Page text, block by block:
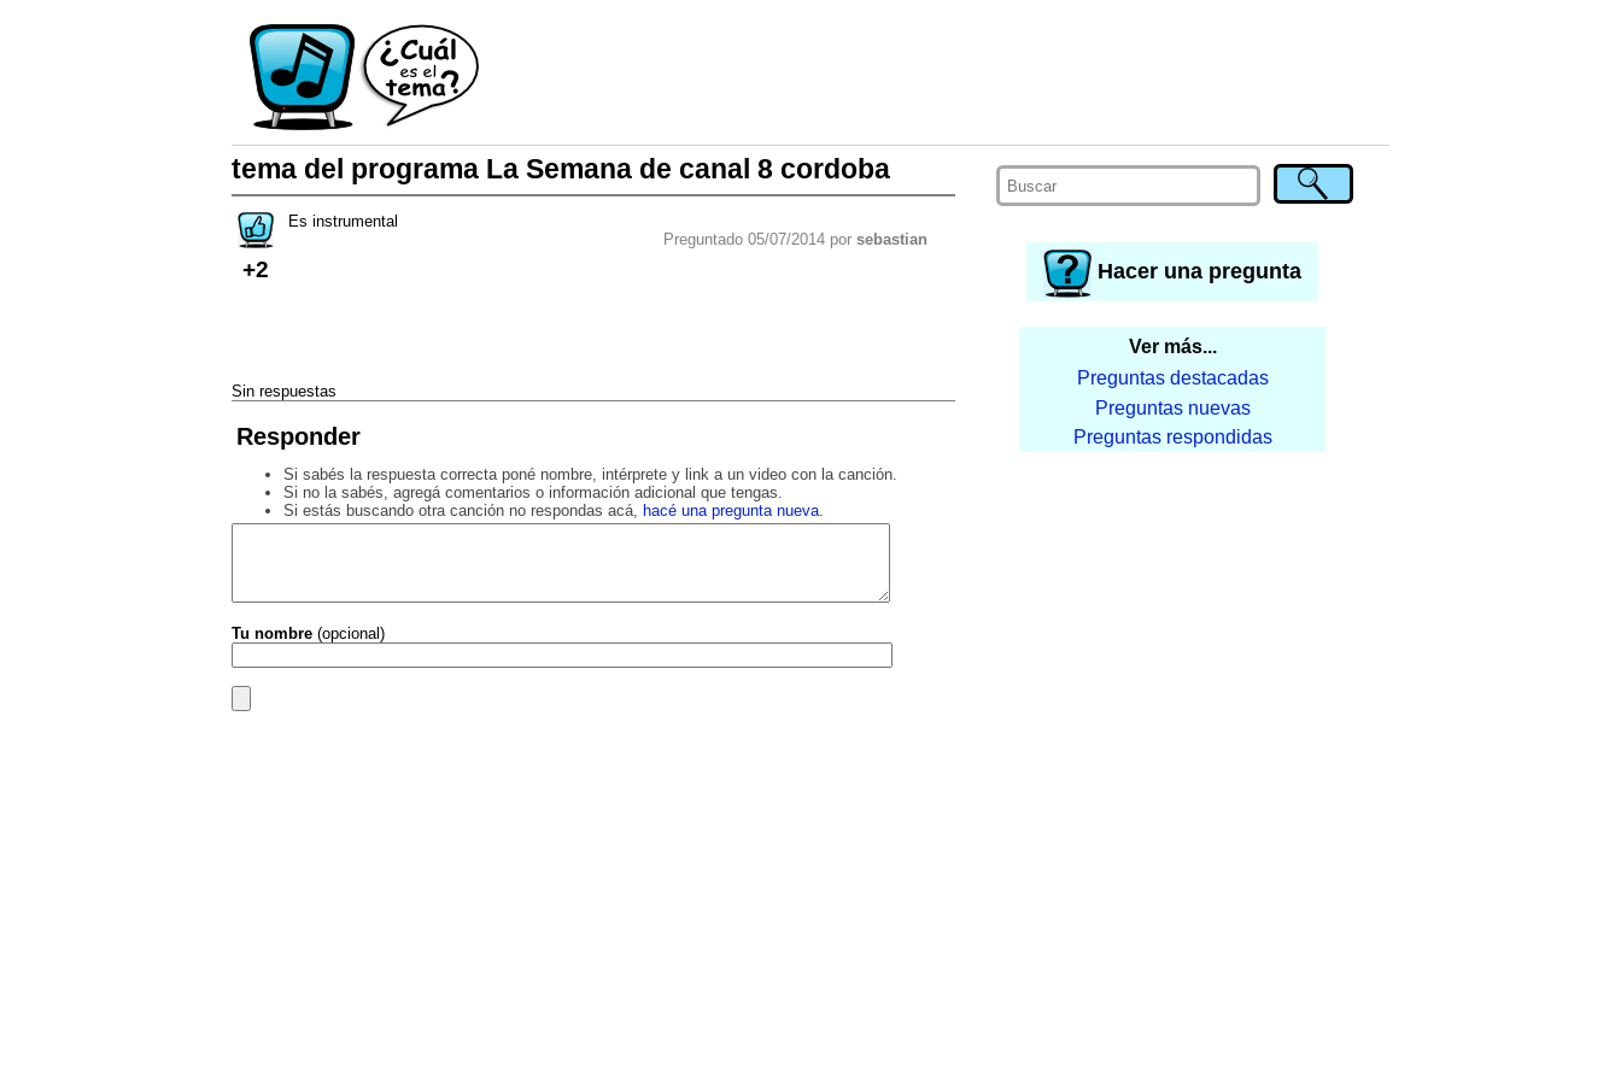
Hacer una pregunta
Ver más...
Preguntas destacadas
Preguntas nuevas
Preguntas respondidas
tema del programa La Semana de canal 8 cordoba
+2
Es instrumental
Preguntado 05/07/2014 por sebastian
Sin respuestas
Responder
Si sabés la respuesta correcta poné nombre, intérprete y link a un video con la canción.
Si no la sabés, agregá comentarios o información adicional que tengas.
Si estás buscando otra canción no respondas acá, hacé una pregunta nueva.
Tu nombre (opcional)